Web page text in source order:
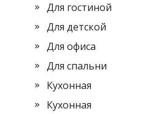
Для гостиной
Для детской
Для офиса
Для спальни
Кухонная
Кухонная